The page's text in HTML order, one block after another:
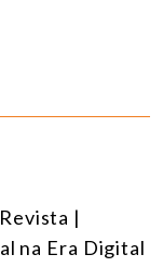
|
na Era Digital